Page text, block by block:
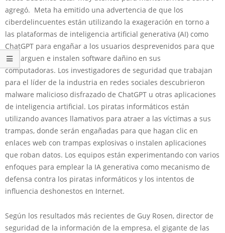
agregó. Meta ha emitido una advertencia de que los
ciberdelincuentes están utilizando la exageración en torno a
las plataformas de inteligencia artificial generativa (AI) como
ChatGPT para engañar a los usuarios desprevenidos para que
descarguen e instalen software dañino en sus
computadoras. Los investigadores de seguridad que trabajan
para el líder de la industria en redes sociales descubrieron
malware malicioso disfrazado de ChatGPT u otras aplicaciones
de inteligencia artificial. Los piratas informáticos están
utilizando avances llamativos para atraer a las víctimas a sus
trampas, donde serán engañadas para que hagan clic en
enlaces web con trampas explosivas o instalen aplicaciones
que roban datos. Los equipos están experimentando con varios
enfoques para emplear la IA generativa como mecanismo de
defensa contra los piratas informáticos y los intentos de
influencia deshonestos en Internet.
Según los resultados más recientes de Guy Rosen, director de
seguridad de la información de la empresa, el gigante de las